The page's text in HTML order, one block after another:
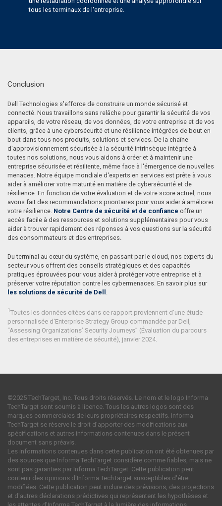
tous les terminaux de l'entreprise.
Conclusion
Dell Technologies s'efforce de construire un monde sécurisé et
connecté. Nous travaillons sans relâche pour garantir la sécurité de vos
appareils, de votre réseau, de vos données, de votre entreprise et de vos
clients, grâce à une cybersécurité et une résilience intégrées de bout en
bout dans tous nos produits, solutions et services. De la chaîne
d'approvisionnement sécurisée à la sécurité intrinsèque intégrée à
toutes nos solutions, nous vous aidons à créer et à maintenir une
entreprise sécurisée et résiliente, même face à l'émergence de nouvelles
menaces. Notre équipe mondiale d'experts en services est prête à vous
aider à améliorer votre maturité en matière de cybersécurité et de
résilience. En fonction de votre évaluation et de votre score actuel, nous
avons fait des recommandations prioritaires pour vous aider à améliorer
votre résilience. Notre Centre de sécurité et de confiance offre un
accès facile à des ressources et solutions supplémentaires pour vous
aider à trouver rapidement des réponses à vos questions sur la sécurité
des consommateurs et des entreprises.
Du terminal au cœur du système, en passant par le cloud, nos experts du
secteur vous offrent des conseils stratégiques et des capacités
pratiques éprouvées pour vous aider à protéger votre entreprise et à
préserver votre réputation contre les cybermenaces. En savoir plus sur
les solutions de sécurité de Dell
1Toutes les données citées dans ce rapport proviennent d'une étude
personnalisée d'Enterprise Strategy Group commandée par Dell,
“Assessing Organizations’ Security Journeys” (Évaluation du parcours
des entreprises en matière de sécurité), janvier 2024.
©2025 TechTarget, Inc. Tous droits réservés. Le nom et le logo Informa
TechTarget sont soumis à licence. Tous les autres logos sont des
marques commerciales de leurs propriétaires respectifs. Informa
TechTarget se réserve le droit d'apporter des modifications aux
spécifications et autres informations contenues dans le présent
document sans préavis.
Les informations contenues dans cette publication ont été obtenues par
des sources que Informa TechTarget considère comme fiables, mais ne
sont pas garanties par Informa TechTarget. Cette publication peut
contenir des opinions d'Informa TechTarget susceptibles d'être
modifiées. Cette publication peut inclure des prévisions, des projections
et d'autres déclarations prédictives qui représentent les hypothèses et